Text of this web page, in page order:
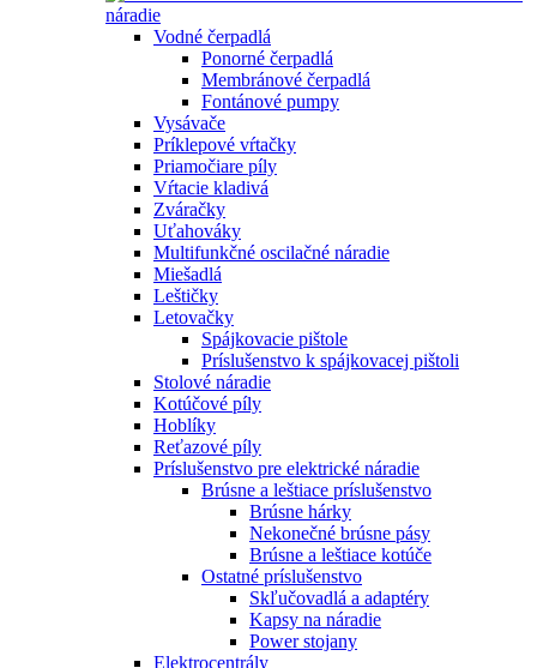
náradie
Vodné čerpadlá
Ponorné čerpadlá
Membránové čerpadlá
Fontánové pumpy
Vysávače
Príklepové vŕtačky
Priamočiare píly
Vŕtacie kladivá
Zváračky
Uťahováky
Multifunkčné oscilačné náradie
Miešadlá
Leštičky
Letovačky
Spájkovacie pištole
Príslušenstvo k spájkovacej pištoli
Stolové náradie
Kotúčové píly
Hoblíky
Reťazové píly
Príslušenstvo pre elektrické náradie
Brúsne a leštiace príslušenstvo
Brúsne hárky
Nekonečné brúsne pásy
Brúsne a leštiace kotúče
Ostatné príslušenstvo
Skľučovadlá a adaptéry
Kapsy na náradie
Power stojany
Elektrocentrály